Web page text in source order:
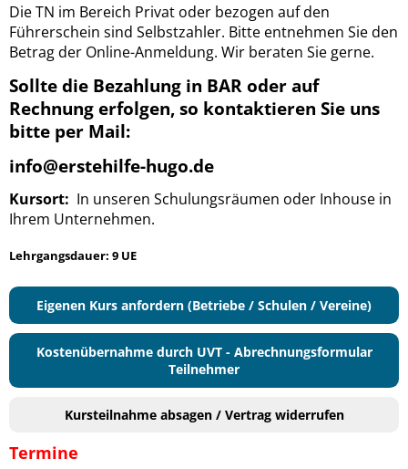
Die TN im Bereich Privat oder bezogen auf den
Führerschein sind Selbstzahler. Bitte entnehmen Sie den
Betrag der Online-Anmeldung. Wir beraten Sie gerne.
Sollte die Bezahlung in BAR oder auf
Rechnung erfolgen, so kontaktieren Sie uns
bitte per Mail:
info@erstehilfe-hugo.de
Kursort: In unseren Schulungsräumen oder Inhouse in
Ihrem Unternehmen.
Lehrgangsdauer: 9 UE
Eigenen Kurs anfordern (Betriebe / Schulen / Vereine)
Kostenübernahme durch UVT - Abrechnungsformular
Teilnehmer
Kursteilnahme absagen / Vertrag widerrufen
Termine